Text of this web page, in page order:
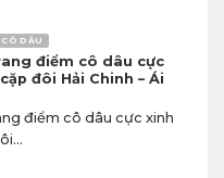
DÂU
điểm cô dâu cực
đôi Hải Chinh – Ái
điểm cô dâu cực xinh